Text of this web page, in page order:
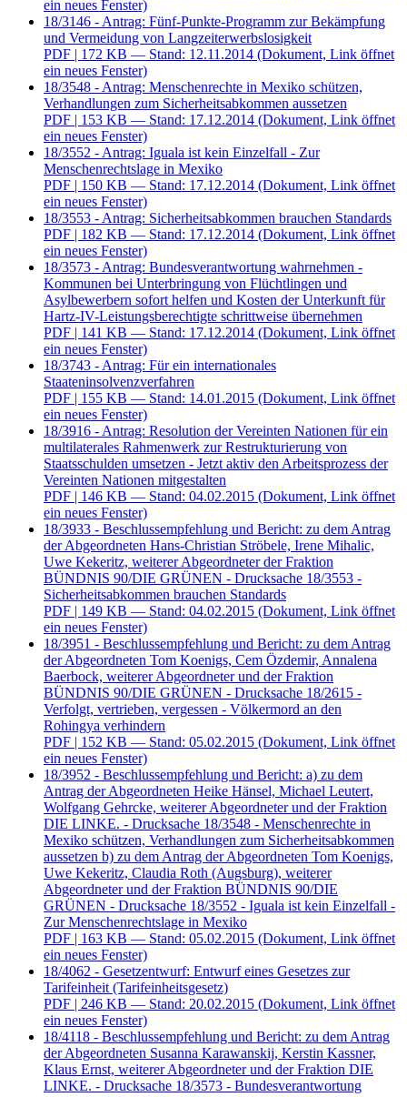
ein neues Fenster)
18/3146 - Antrag: Fünf-Punkte-Programm zur Bekämpfung
und Vermeidung von Langzeiterwerbslosigkeit
PDF | 172 KB — Stand: 12.11.2014 (Dokument, Link öffnet
ein neues Fenster)
18/3548 - Antrag: Menschenrechte in Mexiko schützen,
Verhandlungen zum Sicherheitsabkommen aussetzen
PDF | 153 KB — Stand: 17.12.2014 (Dokument, Link öffnet
ein neues Fenster)
18/3552 - Antrag: Iguala ist kein Einzelfall - Zur
Menschenrechtslage in Mexiko
PDF | 150 KB — Stand: 17.12.2014 (Dokument, Link öffnet
ein neues Fenster)
18/3553 - Antrag: Sicherheitsabkommen brauchen Standards
PDF | 182 KB — Stand: 17.12.2014 (Dokument, Link öffnet
ein neues Fenster)
18/3573 - Antrag: Bundesverantwortung wahrnehmen -
Kommunen bei Unterbringung von Flüchtlingen und
Asylbewerbern sofort helfen und Kosten der Unterkunft für
Hartz-IV-Leistungsberechtigte schrittweise übernehmen
PDF | 141 KB — Stand: 17.12.2014 (Dokument, Link öffnet
ein neues Fenster)
18/3743 - Antrag: Für ein internationales
Staateninsolvenzverfahren
PDF | 155 KB — Stand: 14.01.2015 (Dokument, Link öffnet
ein neues Fenster)
18/3916 - Antrag: Resolution der Vereinten Nationen für ein
multilaterales Rahmenwerk zur Restrukturierung von
Staatsschulden umsetzen - Jetzt aktiv den Arbeitsprozess der
Vereinten Nationen mitgestalten
PDF | 146 KB — Stand: 04.02.2015 (Dokument, Link öffnet
ein neues Fenster)
18/3933 - Beschlussempfehlung und Bericht: zu dem Antrag
der Abgeordneten Hans-Christian Ströbele, Irene Mihalic,
Uwe Kekeritz, weiterer Abgeordneter der Fraktion
BÜNDNIS 90/DIE GRÜNEN - Drucksache 18/3553 -
Sicherheitsabkommen brauchen Standards
PDF | 149 KB — Stand: 04.02.2015 (Dokument, Link öffnet
ein neues Fenster)
18/3951 - Beschlussempfehlung und Bericht: zu dem Antrag
der Abgeordneten Tom Koenigs, Cem Özdemir, Annalena
Baerbock, weiterer Abgeordneter und der Fraktion
BÜNDNIS 90/DIE GRÜNEN - Drucksache 18/2615 -
Verfolgt, vertrieben, vergessen - Völkermord an den
Rohingya verhindern
PDF | 152 KB — Stand: 05.02.2015 (Dokument, Link öffnet
ein neues Fenster)
18/3952 - Beschlussempfehlung und Bericht: a) zu dem
Antrag der Abgeordneten Heike Hänsel, Michael Leutert,
Wolfgang Gehrcke, weiterer Abgeordneter und der Fraktion
DIE LINKE. - Drucksache 18/3548 - Menschenrechte in
Mexiko schützen, Verhandlungen zum Sicherheitsabkommen
aussetzen b) zu dem Antrag der Abgeordneten Tom Koenigs,
Uwe Kekeritz, Claudia Roth (Augsburg), weiterer
Abgeordneter und der Fraktion BÜNDNIS 90/DIE
GRÜNEN - Drucksache 18/3552 - Iguala ist kein Einzelfall -
Zur Menschenrechtslage in Mexiko
PDF | 163 KB — Stand: 05.02.2015 (Dokument, Link öffnet
ein neues Fenster)
18/4062 - Gesetzentwurf: Entwurf eines Gesetzes zur
Tarifeinheit (Tarifeinheitsgesetz)
PDF | 246 KB — Stand: 20.02.2015 (Dokument, Link öffnet
ein neues Fenster)
18/4118 - Beschlussempfehlung und Bericht: zu dem Antrag
der Abgeordneten Susanna Karawanskij, Kerstin Kassner,
Klaus Ernst, weiterer Abgeordneter und der Fraktion DIE
LINKE. - Drucksache 18/3573 - Bundesverantwortung